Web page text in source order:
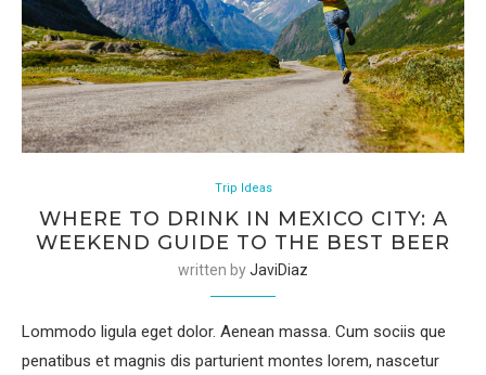
Trip Ideas
WHERE TO DRINK IN MEXICO CITY: A
WEEKEND GUIDE TO THE BEST BEER
written byJaviDiaz
Lommodo ligula eget dolor. Aenean massa. Cum sociis que
penatibus et magnis dis parturient montes lorem, nascetur